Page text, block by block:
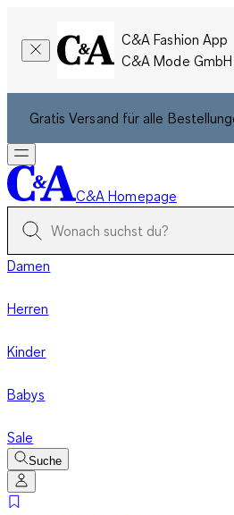
C&A Fashion App
C&A Mode GmbH
Gratis Versand für alle
C&A Homepage
Damen
Herren
Kinder
Babys
Sale
Suche